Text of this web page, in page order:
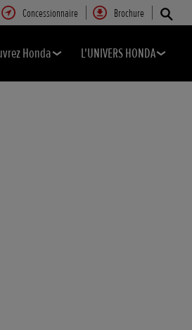
Concessionnaire Brochure
Honda L'UNIVERS HONDA